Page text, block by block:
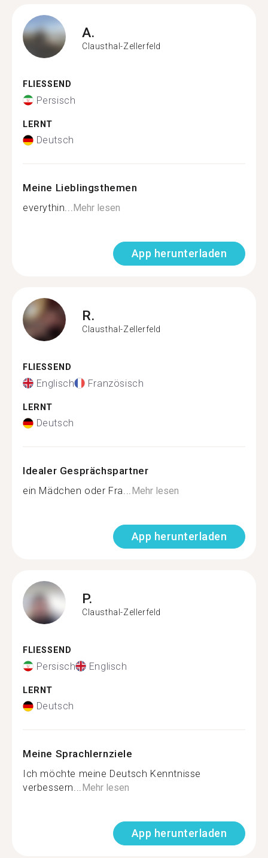
A.
Clausthal-Zellerfeld
FLIESSEND
Persisch
LERNT
Deutsch
Meine Lieblingsthemen
everythin...Mehr lesen
App herunterladen
R.
Clausthal-Zellerfeld
FLIESSEND
Englisch Französisch
LERNT
Deutsch
Idealer Gesprächspartner
ein Mädchen oder Fra...Mehr lesen
App herunterladen
P.
Clausthal-Zellerfeld
FLIESSEND
Persisch Englisch
LERNT
Deutsch
Meine Sprachlernziele
Ich möchte meine Deutsch Kenntnisse
verbessern...Mehr lesen
App herunterladen